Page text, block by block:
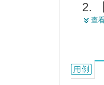
查